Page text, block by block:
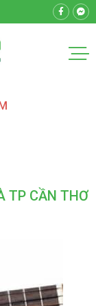
TP CẦN THƠ